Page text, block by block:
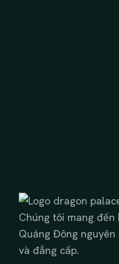
Chúng tôi mang
Quảng Đông
và đẳng cấp.